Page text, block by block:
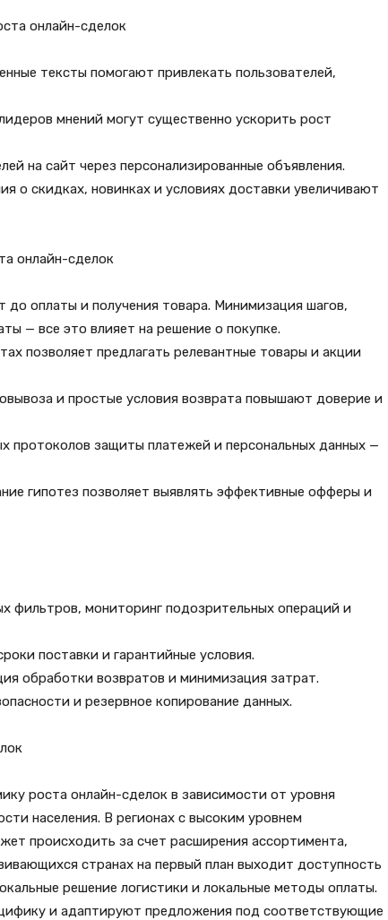
онлайн-сделок
тексты помогают привлекать пользователей,
мнений могут существенно ускорить рост
на сайт через персонализированные объявления.
о скидках, новинках и условиях доставки увеличивают
онлайн-сделок
до оплаты и получения товара. Минимизация шагов,
— все это влияет на решение о покупке.
позволяет предлагать релевантные товары и акции
и простые условия возврата повышают доверие и
протоколов защиты платежей и персональных данных —
гипотез позволяет выявлять эффективные офферы и
фильтров, мониторинг подозрительных операций и
поставки и гарантийные условия.
обработки возвратов и минимизация затрат.
и резервное копирование данных.
роста онлайн-сделок в зависимости от уровня
населения. В регионах с высоким уровнем
происходить за счет расширения ассортимента,
странах на первый план выходит доступность
решение логистики и локальные методы оплаты.
и адаптируют предложения под соответствующие